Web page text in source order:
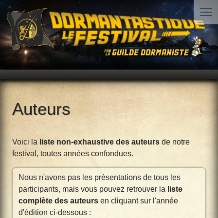
Auteurs
Voici la liste non-exhaustive des auteurs de notre
festival, toutes années confondues.
Nous n'avons pas les présentations de tous les
participants, mais vous pouvez retrouver la liste
complète des auteurs en cliquant sur l'année
d'édition ci-dessous :